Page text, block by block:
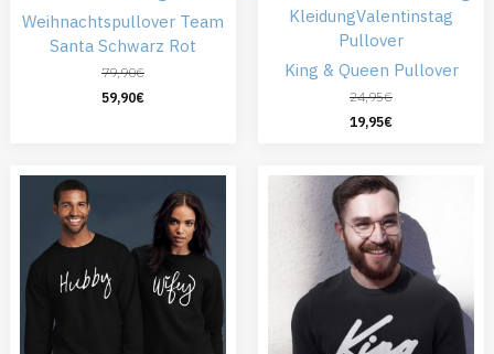
Weihnachtspullover Team
Santa Schwarz Rot
79,90€
59,90€
KleidungValentinstag
Pullover
King & Queen Pullover
24,95€
19,95€